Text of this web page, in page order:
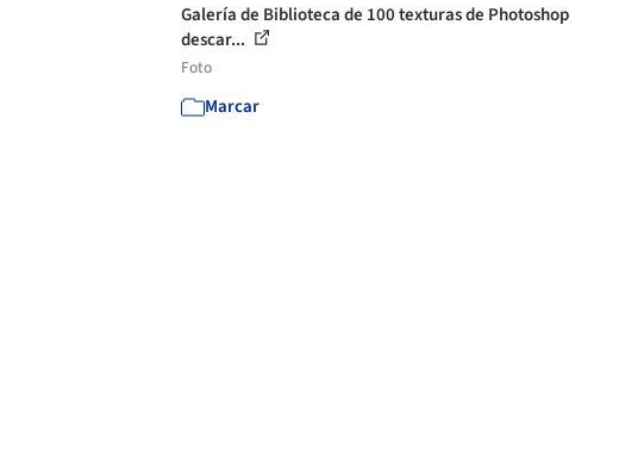
Galería de Biblioteca de 100 texturas de Photoshop
descar...
Foto
Marcar